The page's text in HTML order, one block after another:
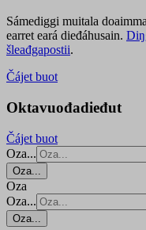
Sámediggi muitala
earret eará dieđáhusain.
šleađgapostii.
Čájet buot
Oktavuođadieđut
Čájet buot
Oza...
Oza...
Oza
Oza...
Oza...